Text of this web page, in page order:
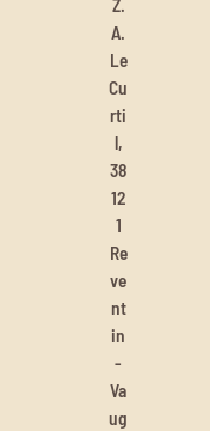
A.
Le
Cu
rti
l,
38
12
1
Re
ve
nt
in
-
Va
ug